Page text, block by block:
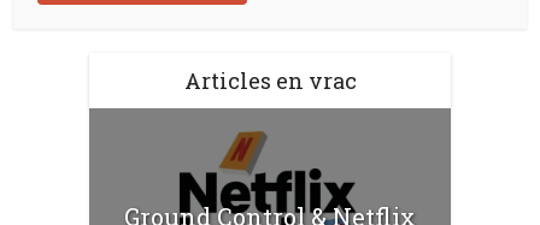
Articles en vrac
Ground Control & Netflix